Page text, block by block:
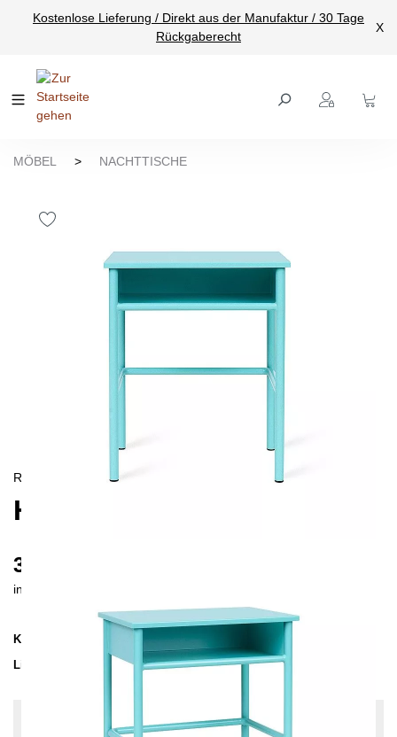
springen
Kostenlose Lieferung / Direkt aus der Manufaktur / 30 Tage
Rückgaberecht
X
MÖBEL > NACHTTISCHE
RETRO
HERI I NACHTTISCH
380 €
inkl. MwSt. inkl. Versandkosten (DE)
Kollektion
HERI
Lieferzeit
3-4 Wochen| vsl. 28. Aug - 4. Sep
Konfiguration bearbeiten